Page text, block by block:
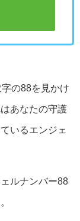
の88を見かけ
あなたの守護
いるエンジェ
ルナンバー88